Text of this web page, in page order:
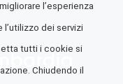
l’esperienza
dei servizi
tutti i cookie si
Chiudendo il